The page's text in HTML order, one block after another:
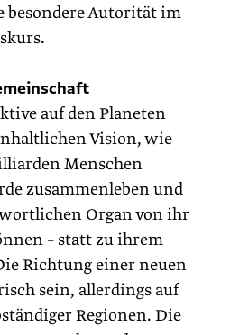
besondere Autorität im
auf den Planeten
Vision, wie
Menschen
zusammenleben und
­Organ von ihr
– statt zu ihrem
Richtung einer neuen
sein, allerdings auf
Regionen. Die